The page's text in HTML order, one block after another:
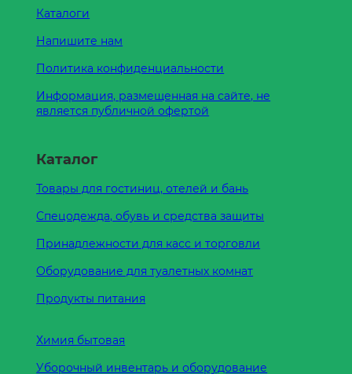
Каталоги
Напишите нам
Политика конфиденциальности
Информация, размещенная на сайте, не
является публичной офертой
Каталог
Товары для гостиниц, отелей и бань
Спецодежда, обувь и средства защиты
Принадлежности для касс и торговли
Оборудование для туалетных комнат
Продукты питания
Химия бытовая
Уборочный инвентарь и оборудование